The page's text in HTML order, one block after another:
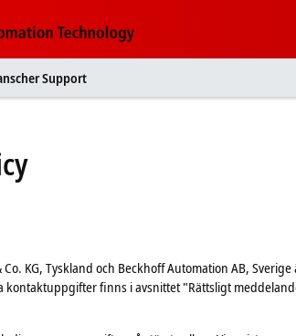
Support
Co. KG, Tyskland och Beckhoff Automation AB,
kontaktuppgifter finns i avsnittet "Rättsligt